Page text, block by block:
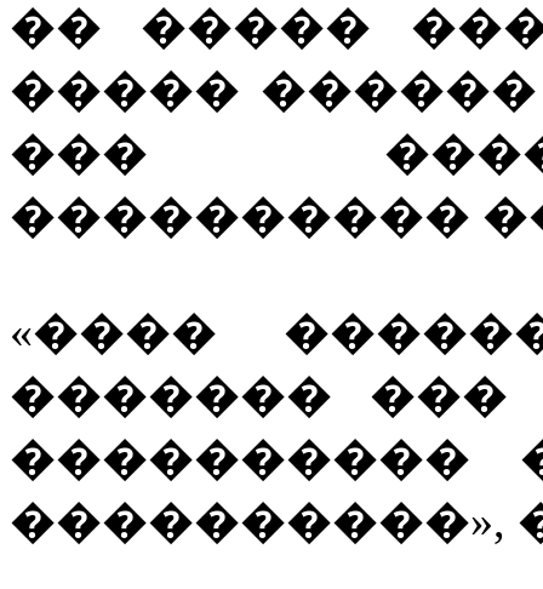
�� �����
�����
���
����������
«����
������� ���
����������
����������»,